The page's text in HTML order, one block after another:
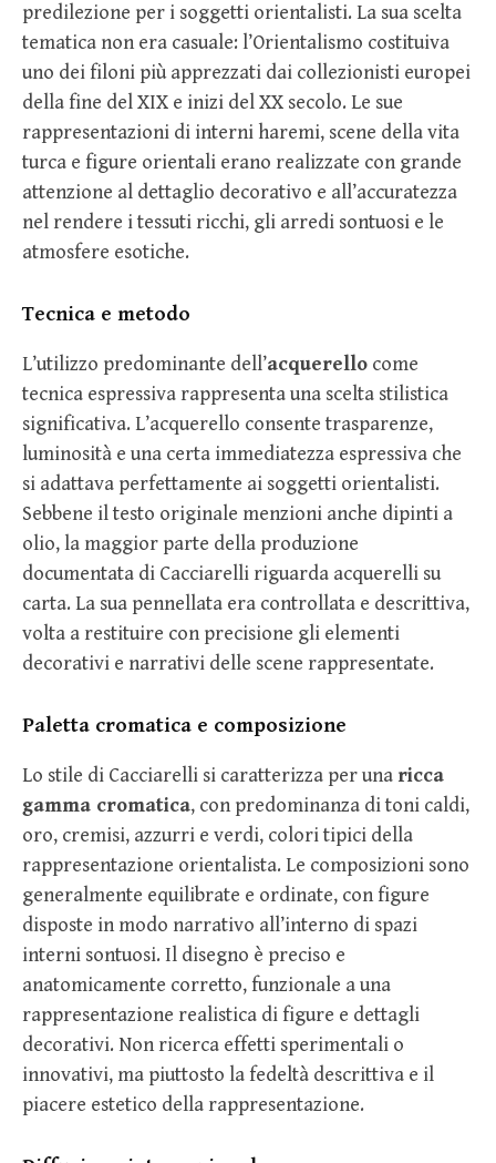
predilezione per i soggetti orientalisti. La sua scelta
tematica non era casuale: l’Orientalismo costituiva
uno dei filoni più apprezzati dai collezionisti europei
della fine del XIX e inizi del XX secolo. Le sue
rappresentazioni di interni haremi, scene della vita
turca e figure orientali erano realizzate con grande
attenzione al dettaglio decorativo e all’accuratezza
nel rendere i tessuti ricchi, gli arredi sontuosi e le
atmosfere esotiche.
Tecnica e metodo
L’utilizzo predominante dell’acquerello come
tecnica espressiva rappresenta una scelta stilistica
significativa. L’acquerello consente trasparenze,
luminosità e una certa immediatezza espressiva che
si adattava perfettamente ai soggetti orientalisti.
Sebbene il testo originale menzioni anche dipinti a
olio, la maggior parte della produzione
documentata di Cacciarelli riguarda acquerelli su
carta. La sua pennellata era controllata e descrittiva,
volta a restituire con precisione gli elementi
decorativi e narrativi delle scene rappresentate.
Paletta cromatica e composizione
Lo stile di Cacciarelli si caratterizza per una ricca
gamma cromatica, con predominanza di toni caldi,
oro, cremisi, azzurri e verdi, colori tipici della
rappresentazione orientalista. Le composizioni sono
generalmente equilibrate e ordinate, con figure
disposte in modo narrativo all’interno di spazi
interni sontuosi. Il disegno è preciso e
anatomicamente corretto, funzionale a una
rappresentazione realistica di figure e dettagli
decorativi. Non ricerca effetti sperimentali o
innovativi, ma piuttosto la fedeltà descrittiva e il
piacere estetico della rappresentazione.